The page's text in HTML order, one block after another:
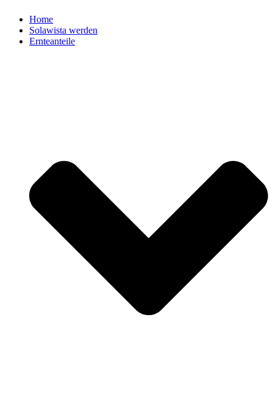
Home
Solawista werden
Ernteanteile